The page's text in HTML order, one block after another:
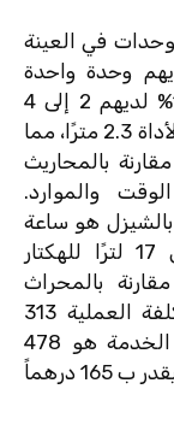
في العينة
لديهم وحدة واحدة
فقط، و40% ليس لديهم أي وحدة، و10% لديهم 2 إلى 4
وحدات. يبلغ متوسط ​​عرض العمل لهذه الأداة 2.3 مترًا، مما
بالمحاريث
والموارد.
هو ساعة
واحدة. ويبلغ متوسط ​​استهلاكه للديزل 17 لترًا للهكتار
بالمحراث
المطرحي أو القرصي. ويبلغ متوسط ​​تكلفة العملية 313
درهما للهكتار الواحد. و متوسط ​​سعر الخدمة هو 478
درهماً للهكتار مما ينتج عنه ​​هامشا للربح يقدر ب 165 درهماً